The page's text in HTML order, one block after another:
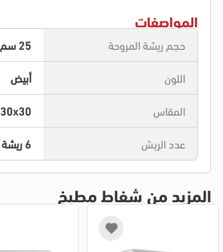
المواصفات
حجم ريشة المروحة
25 سم
اللون
أبيض
المقاس
30x30 سم
عدد الريش
6 ريشة
المزيد من شفاط مطبخ